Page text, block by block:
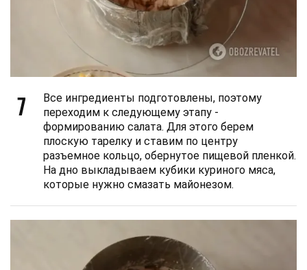
7
Все ингредиенты подготовлены, поэтому
переходим к следующему этапу -
формированию салата. Для этого берем
плоскую тарелку и ставим по центру
разъемное кольцо, обернутое пищевой пленкой.
На дно выкладываем кубики куриного мяса,
которые нужно смазать майонезом.